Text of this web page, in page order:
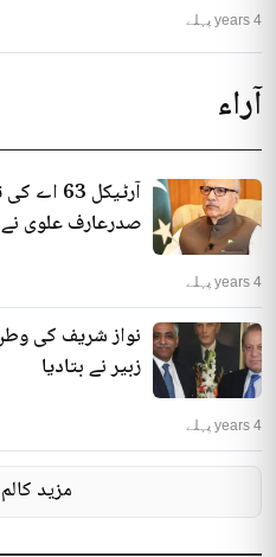
4 years پہلے
آراء
آرٹیکل
صدرعارف علوی
4 years پہلے
نواز شریف کی
زبیر نے بتادیا
4 years پہلے
مزید